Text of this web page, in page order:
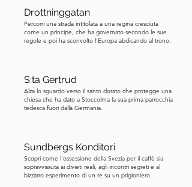
antiproiettile, credendo di avere
bisogno di esse per scappare vivo.
Ancora una volta, le negoziazioni
sorprendente di tutte. Olsson insistette
che il suo amico e compagno di cella,
Clark Olofsson, fosse rilasciato dalla
scontando una pena per molteplici
rapine a mano armata. Eppure,
incredibilmente, le autorità
Drottninggatan
Percorri una strada intitolata a una regina cresciuta
come un principe, che ha governato secondo le sue
regole e poi ha sconvolto l'Europa abdicando al trono.
S:ta Gertrud
Alza lo sguardo verso il santo dorato che protegge una
chiesa che ha dato a Stoccolma la sua prima parrocchia
tedesca fuori dalla Germania.
Sundbergs Konditori
Scopri come l'ossessione della Svezia per il caffè sia
sopravvissuta ai divieti reali, agli incontri segreti e al
bizzarro esperimento di un re su un prigioniero.